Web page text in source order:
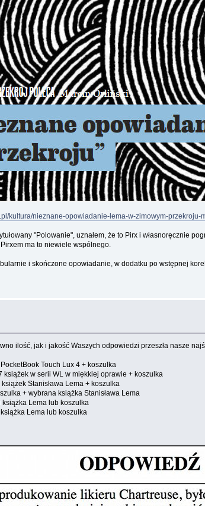
kultura/nieznane-opowiadanie-lema-w-zimowym-przekroju-
"Polowanie", uznałem, że to Pirx i własnoręcznie
ma to niewiele wspólnego.
i skończone opowiadanie, w dodatku po wstępnej
ilość, jak i jakość Waszych odpowiedzi przeszła nasze
Touch Lux 4 + koszulka
w serii WL w miękkiej oprawie + koszulka
Stanisława Lema + koszulka
+ wybrana książka Stanisława Lema
Lema lub koszulka
Lema lub koszulka